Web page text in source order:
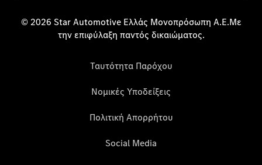
© 2026 Star Automotive Ελλάς Μονοπρόσωπη Α.Ε.Με
την επιφύλαξη παντός δικαιώματος.
Ταυτότητα Παρόχου
Νομικές Υποδείξεις
Πολιτική Απορρήτου
Social Media